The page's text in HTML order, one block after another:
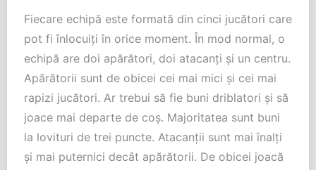
Fiecare echipă este formată din cinci jucători care
pot fi înlocuiți în orice moment. În mod normal, o
echipă are doi apărători, doi atacanți și un centru.
Apărătorii sunt de obicei cei mai mici și cei mai
rapizi jucători. Ar trebui să fie buni driblatori și să
joace mai departe de coș. Majoritatea sunt buni
la lovituri de trei puncte. Atacanții sunt mai înalți
și mai puternici decât apărătorii. De obicei joacă